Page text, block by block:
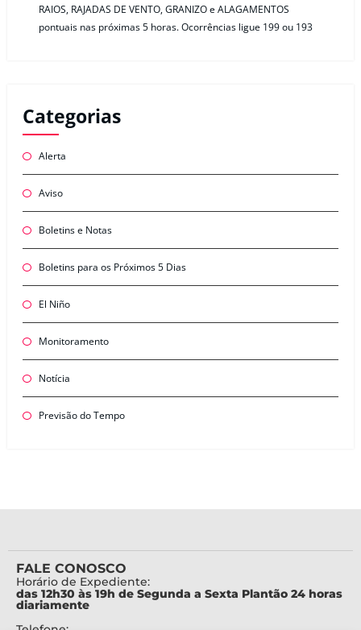
RAIOS, RAJADAS DE VENTO, GRANIZO e ALAGAMENTOS
pontuais nas próximas 5 horas. Ocorrências ligue 199 ou 193
Categorias
Alerta
Aviso
Boletins e Notas
Boletins para os Próximos 5 Dias
El Niño
Monitoramento
Notícia
Previsão do Tempo
FALE CONOSCO
Horário de Expediente:
das 12h30 às 19h de Segunda a Sexta Plantão 24 horas
diariamente